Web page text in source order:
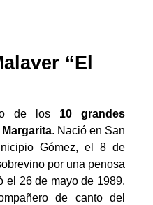
“El
de los 10 grandes
. Nació en San
Gómez, el 8 de
por una penosa
el 26 de mayo de 1989.
de canto del